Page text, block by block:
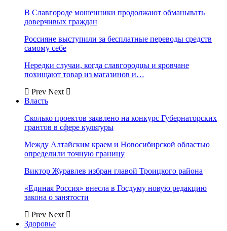
В Славгороде мошенники продолжают обманывать
доверчивых граждан
Россияне выступили за бесплатные переводы средств
самому себе
Нередки случаи, когда славгородцы и яровчане
похищают товар из магазинов и…
Prev Next
Власть
Сколько проектов заявлено на конкурс Губернаторских
грантов в сфере культуры
Между Алтайским краем и Новосибирской областью
определили точную границу
Виктор Журавлев избран главой Троицкого района
«Единая Россия» внесла в Госдуму новую редакцию
закона о занятости
Prev Next
Здоровье